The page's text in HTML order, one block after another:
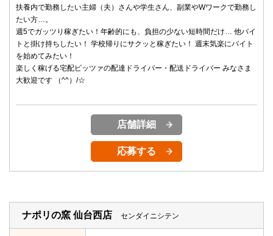
扶養内で勤務したい主婦（夫）さんや学生さん、副業やWワークで勤務し
たい方…。
週5でガッツり稼ぎたい！年齢的にも、負担の少ない短時間だけ… 他バイ
トと掛け持ちしたい！ 学校帰りにサクッと稼ぎたい！ 週末気楽にバイト
を始めてみたい！
楽しく稼げる宅配ピッツァの配達ドライバー・配送ドライバー みなさま
大歓迎です （^^）/☆
店舗詳細
応募する
ナポリの窯 仙台西店 センダイニシテン